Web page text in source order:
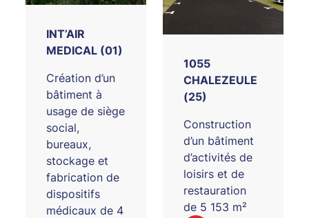
INT’AIR
MEDICAL (01)
Création d’un
bâtiment à
usage de siège
social,
bureaux,
stockage et
fabrication de
dispositifs
médicaux de 4
1055
CHALEZEULE
(25)
Construction
d’un bâtiment
d’activités de
loisirs et de
restauration
de 5 153 m²